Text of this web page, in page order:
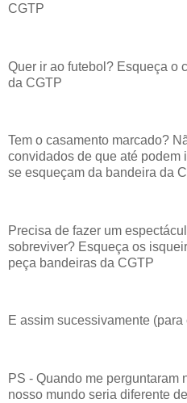
CGTP
Quer ir ao futebol? Esqueça o
da CGTP
Tem o casamento marcado?
convidados de que até podem
se esqueçam da bandeira da
Precisa de fazer um
sobreviver? Esqueça os
peça bandeiras da CGTP
E assim sucessivamente
PS - Quando me perguntaram
nosso mundo seria diferente